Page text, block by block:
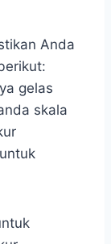
Anda
gelas
skala